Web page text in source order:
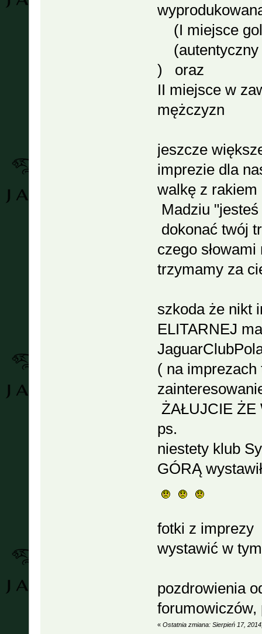
(I miejsce
(autentyczny
) oraz
II miejsce w
mężczyzn
jeszcze
imprezie dla
walkę z rakiem
Madziu
dokonać twój
czego
trzymamy za
szkoda że nikt
ELITARNEJ
( na imprezach
ŻAŁUJCIE ŻE
ps.
niestety klub
GÓRĄ
fotki z imprezy
wystawić w
pozdrowienia
forumowiczów,
« Ostatnia zmiana: Sierpień 17,